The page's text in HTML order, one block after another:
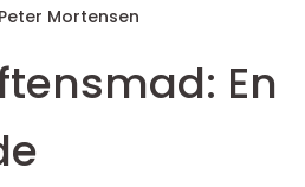
Peter Mortensen
En